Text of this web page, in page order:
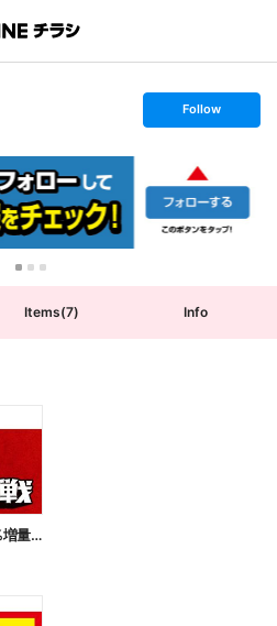
s
t
w
Follow
Items(7) Info
【おトク】お値段そのまま!45%増量作戦!